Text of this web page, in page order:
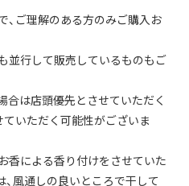
、ご理解のある方のみご購入お
並行して販売しているものもご
合は店頭優先とさせていただく
いただく可能性がございま
香による香り付けをさせていた
風通しの良いところで干して